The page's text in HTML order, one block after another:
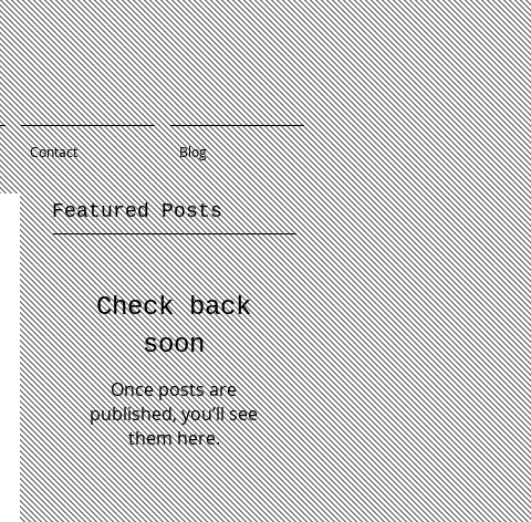
Contact Blog
Featured Posts
Check back
soon
Once posts are
published, you’ll see
them here.